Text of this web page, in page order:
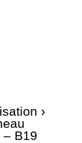
›
– B19